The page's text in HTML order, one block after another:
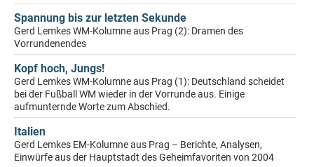
Spannung bis zur letzten Sekunde
Gerd Lemkes WM-Kolumne aus Prag (2): Dramen des
Vorrundenendes
Kopf hoch, Jungs!
Gerd Lemkes WM-Kolumne aus Prag (1): Deutschland scheidet
bei der Fußball WM wieder in der Vorrunde aus. Einige
aufmunternde Worte zum Abschied.
Italien
Gerd Lemkes EM-Kolumne aus Prag – Berichte, Analysen,
Einwürfe aus der Hauptstadt des Geheimfavoriten von 2004